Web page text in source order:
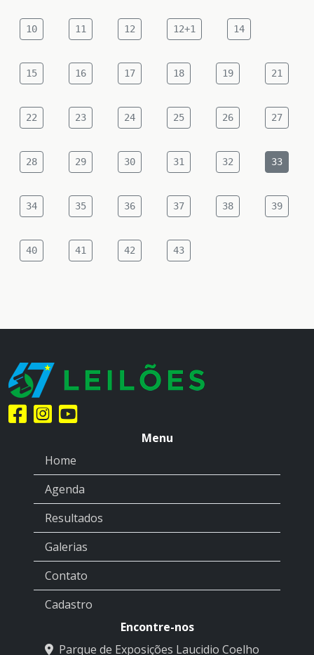
10 11 12 12+1 14
15 16 17 18 19 21
22 23 24 25 26 27
28 29 30 31 32 33
34 35 36 37 38 39
40 41 42 43
Menu
Home
Agenda
Resultados
Galerias
Contato
Cadastro
Encontre-nos
Parque de Exposições Laucidio Coelho